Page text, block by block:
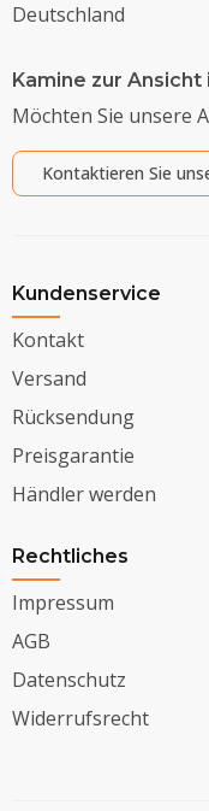
Deutschland
Kamine zur
Möchten Sie unsere
Kontaktieren Sie
Kundenservice
Kontakt
Versand
Rücksendung
Preisgarantie
Händler werden
Rechtliches
Impressum
AGB
Datenschutz
Widerrufsrecht